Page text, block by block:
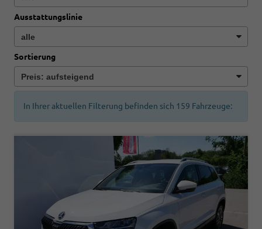
Ausstattungslinie
Sortierung
In Ihrer aktuellen Filterung befinden sich 159 Fahrzeuge: